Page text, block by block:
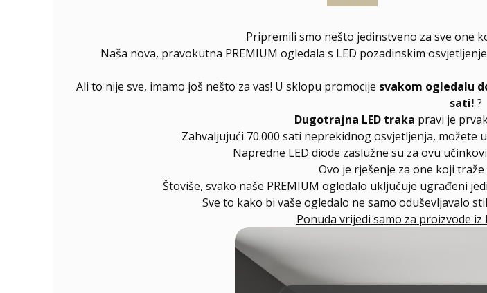
Pripremili smo nešto jedinstveno za sve one
Naša nova, pravokutna PREMIUM ogledala s LED pozadinskim
Ali to nije sve, imamo još nešto za vas! U sklopu promocije svakom ogledalu
sati! ?
Dugotrajna LED traka pravi je
Zahvaljujući 70.000 sati neprekidnog osvjetljenja,
Napredne LED diode zaslužne su za ovu
Ovo je rješenje za one koji
Štoviše, svako naše PREMIUM ogledalo uključuje ugrađeni
Sve to kako bi vaše ogledalo ne samo oduševljavalo
Ponuda vrijedi samo za proizvode iz